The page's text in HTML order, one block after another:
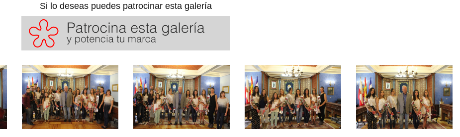
Si lo deseas puedes patrocinar esta galería